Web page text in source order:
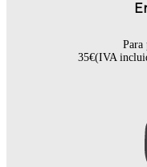
Para
35€(IVA